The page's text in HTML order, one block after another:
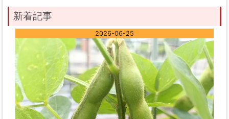
新着記事
2026-06-25